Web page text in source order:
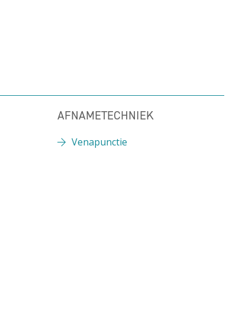
AFNAMETECHNIEK
Venapunctie